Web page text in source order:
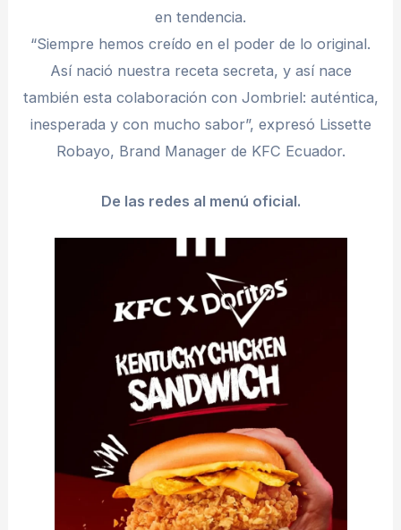
en tendencia.
“Siempre hemos creído en el poder de lo original.
Así nació nuestra receta secreta, y así nace
también esta colaboración con Jombriel: auténtica,
inesperada y con mucho sabor”, expresó Lissette
Robayo, Brand Manager de KFC Ecuador.
De las redes al menú oficial.